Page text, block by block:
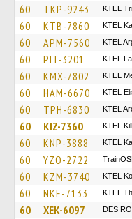
60 TKP-9243 ΚΤΕL
60 KTB-7860 KTEL
60 APM-7560 KTEL
60 PIT-3201 KTEL
60 KMX-7802 KTEL
60 HAM-6670 KTEL
60 TPH-6830 KTEL
60 KIZ-7360 KTEL
60 KNP-3888 KTEL
60 YZO-2722
60 KZM-3740 ΚΤΕL
60 NKE-7133 KTEL
60 XEK-6097 DES